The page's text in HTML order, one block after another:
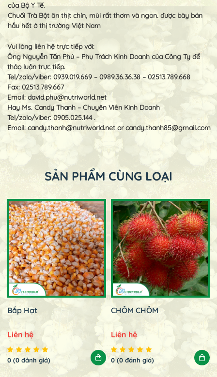
của Bộ Y Tế.
Chuối Trà Bột ăn thịt chín, mùi rất thơm và ngon. được bày bán
hầu hết ở thị trường Việt Nam
Vui lòng liên hệ trực tiếp với:
Ông Nguyễn Tấn Phú – Phụ Trách Kinh Doanh của Công Ty để
thảo luận trực tiếp.
Tel/zalo/viber: 0939.019.669 – 0989.36.36.38 – 02513.789.668
Fax: 02513.789.667
Email: david.phu@nutriworld.net
Hay Ms. Candy Thanh – Chuyên Viên Kinh Doanh
Tel/zalo/viber: 0905.025.144 .
Email: candy.thanh@nutriworld.net orcandy.thanh85@gmail.com
SẢN PHẨM CÙNG LOẠI
Bắp Hạt
Liên hệ
0 (0 đánh giá)
CHÔM CHÔM
Liên hệ
0 (0 đánh giá)